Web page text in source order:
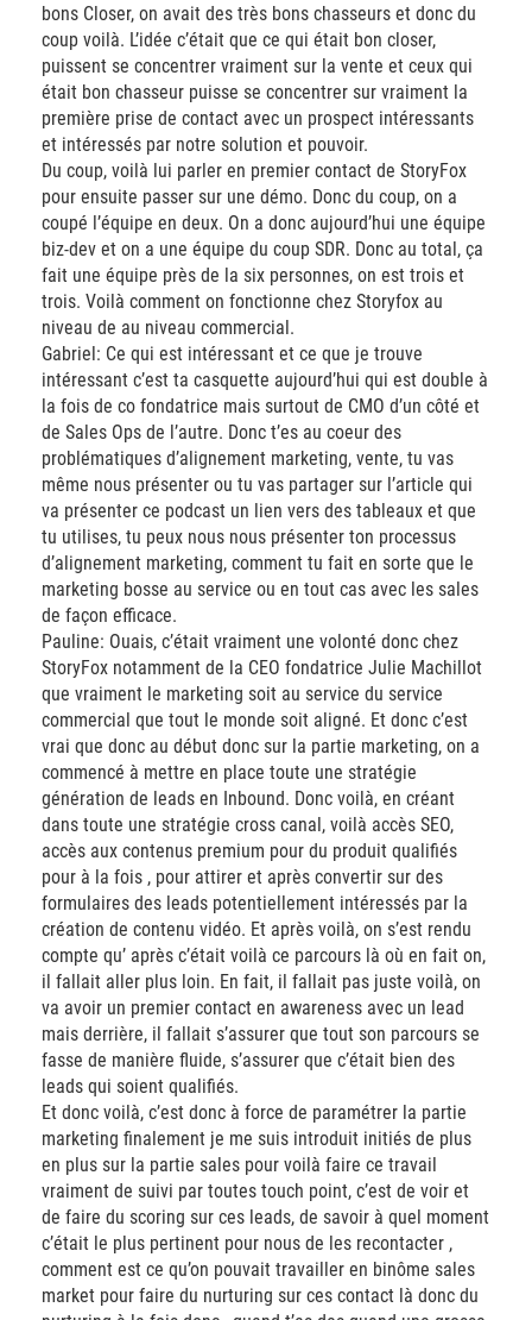
bons Closer, on avait des très bons chasseurs et donc du
coup voilà. L’idée c’était que ce qui était bon closer,
puissent se concentrer vraiment sur la vente et ceux qui
était bon chasseur puisse se concentrer sur vraiment la
première prise de contact avec un prospect intéressants
et intéressés par notre solution et pouvoir.
Du coup, voilà lui parler en premier contact de StoryFox
pour ensuite passer sur une démo. Donc du coup, on a
coupé l’équipe en deux. On a donc aujourd’hui une équipe
biz-dev et on a une équipe du coup SDR. Donc au total, ça
fait une équipe près de la six personnes, on est trois et
trois. Voilà comment on fonctionne chez Storyfox au
niveau de au niveau commercial.
Gabriel: Ce qui est intéressant et ce que je trouve
intéressant c’est ta casquette aujourd’hui qui est double à
la fois de co fondatrice mais surtout de CMO d’un côté et
de Sales Ops de l’autre. Donc t’es au coeur des
problématiques d’alignement marketing, vente, tu vas
même nous présenter ou tu vas partager sur l’article qui
va présenter ce podcast un lien vers des tableaux et que
tu utilises, tu peux nous nous présenter ton processus
d’alignement marketing, comment tu fait en sorte que le
marketing bosse au service ou en tout cas avec les sales
de façon efficace.
Pauline: Ouais, c’était vraiment une volonté donc chez
StoryFox notamment de la CEO fondatrice Julie Machillot
que vraiment le marketing soit au service du service
commercial que tout le monde soit aligné. Et donc c’est
vrai que donc au début donc sur la partie marketing, on a
commencé à mettre en place toute une stratégie
génération de leads en Inbound. Donc voilà, en créant
dans toute une stratégie cross canal, voilà accès SEO,
accès aux contenus premium pour du produit qualifiés
pour à la fois , pour attirer et après convertir sur des
formulaires des leads potentiellement intéressés par la
création de contenu vidéo. Et après voilà, on s’est rendu
compte qu’ après c’était voilà ce parcours là où en fait on,
il fallait aller plus loin. En fait, il fallait pas juste voilà, on
va avoir un premier contact en awareness avec un lead
mais derrière, il fallait s’assurer que tout son parcours se
fasse de manière fluide, s’assurer que c’était bien des
leads qui soient qualifiés.
Et donc voilà, c’est donc à force de paramétrer la partie
marketing finalement je me suis introduit initiés de plus
en plus sur la partie sales pour voilà faire ce travail
vraiment de suivi par toutes touch point, c’est de voir et
de faire du scoring sur ces leads, de savoir à quel moment
c’était le plus pertinent pour nous de les recontacter ,
comment est ce qu’on pouvait travailler en binôme sales
market pour faire du nurturing sur ces contact là donc du